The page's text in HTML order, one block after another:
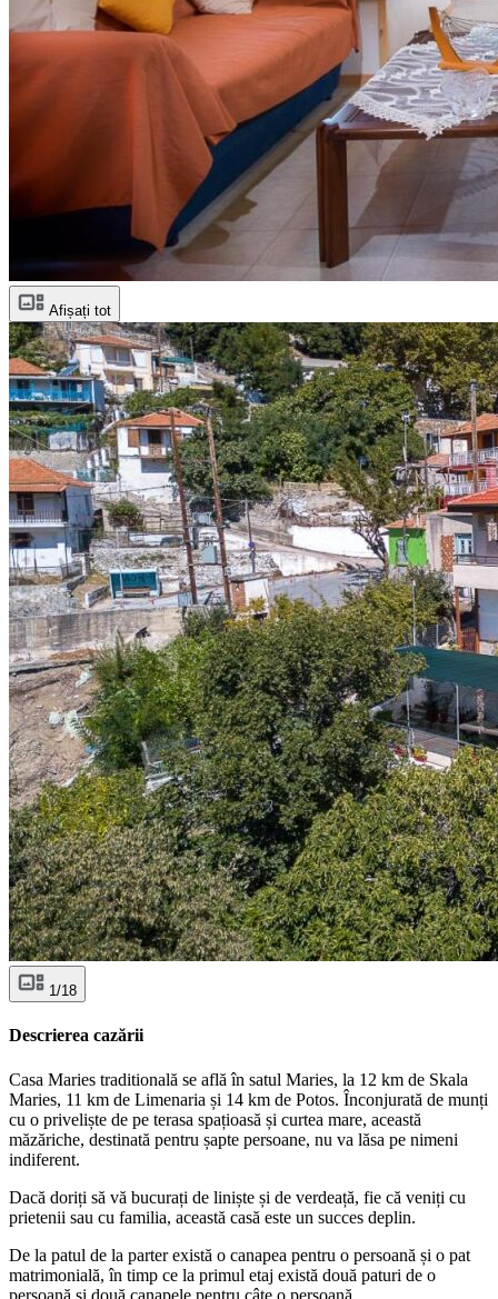
Afișați tot
1/18
Descrierea cazării
Casa Maries traditională se află în satul Maries, la 12 km de Skala
Maries, 11 km de Limenaria și 14 km de Potos. Înconjurată de munți
cu o priveliște de pe terasa spațioasă și curtea mare, această
măzăriche, destinată pentru șapte persoane, nu va lăsa pe nimeni
indiferent.
Dacă doriți să vă bucurați de liniște și de verdeață, fie că veniți cu
prietenii sau cu familia, această casă este un succes deplin.
De la patul de la parter există o canapea pentru o persoană și o pat
matrimonială, în timp ce la primul etaj există două paturi de o
persoană și două canapele pentru câte o persoană.